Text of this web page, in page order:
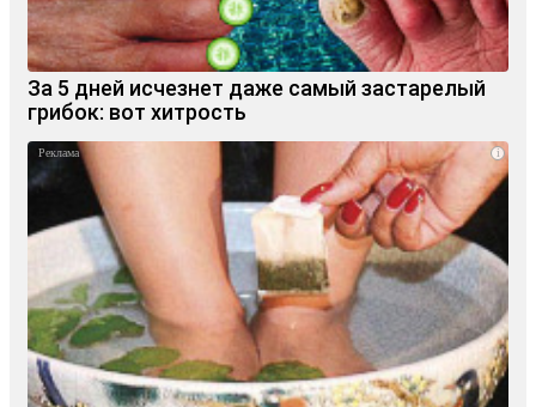
За 5 дней исчезнет даже самый застарелый
грибок: вот хитрость
i